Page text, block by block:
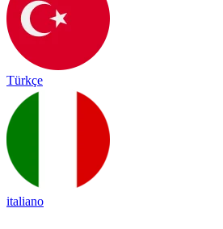
Türkçe
italiano